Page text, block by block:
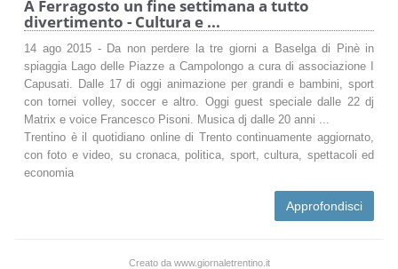
A Ferragosto un fine settimana a tutto
divertimento - Cultura e ...
14 ago 2015 - Da non perdere la tre giorni a Baselga di Pinè in
spiaggia Lago delle Piazze a Campolongo a cura di associazione I
Capusati. Dalle 17 di oggi animazione per grandi e bambini, sport
con tornei volley, soccer e altro. Oggi guest speciale dalle 22 dj
Matrix e voice Francesco Pisoni. Musica dj dalle 20 anni ...
Trentino è il quotidiano online di Trento continuamente aggiornato,
con foto e video, su cronaca, politica, sport, cultura, spettacoli ed
economia
Approfondisci
Creato da www.giornaletrentino.it